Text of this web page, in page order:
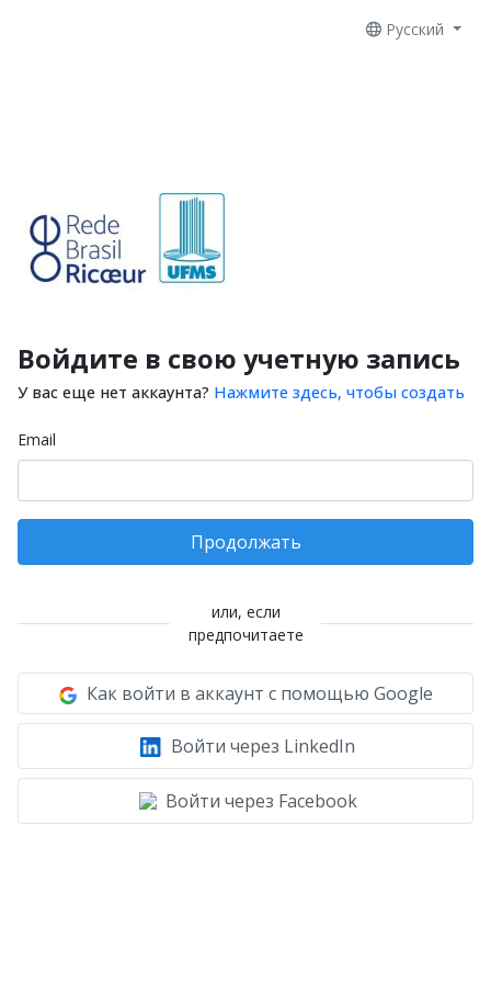
Русский
Войдите в свою учетную запись
У вас еще нет аккаунта? Нажмите здесь, чтобы создать
Email
Продолжать
или, если
предпочитаете
Как войти в аккаунт с помощью Google
Войти через LinkedIn
Войти через Facebook